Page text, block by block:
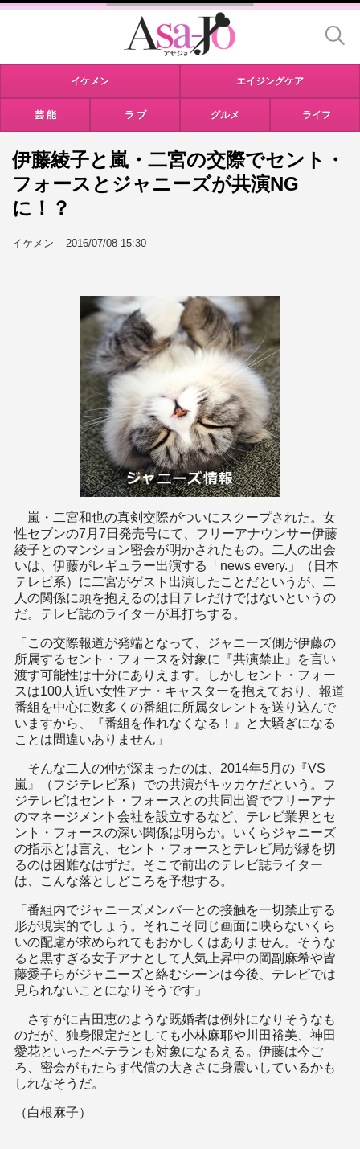
イケメン エイジングケア
芸 能 ラ ブ グルメ ライフ
伊藤綾子と嵐・二宮の交際でセント・
フォースとジャニーズが共演NG
に！？
イケメン 2016/07/08 15:30
嵐・二宮和也の真剣交際がついにスクープされた。女
性セブンの7月7日発売号にて、フリーアナウンサー伊藤
綾子とのマンション密会が明かされたもの。二人の出会
いは、伊藤がレギュラー出演する「news every.」（日本
テレビ系）に二宮がゲスト出演したことだというが、二
人の関係に頭を抱えるのは日テレだけではないというの
だ。テレビ誌のライターが耳打ちする。
「この交際報道が発端となって、ジャニーズ側が伊藤の
所属するセント・フォースを対象に『共演禁止』を言い
渡す可能性は十分にありえます。しかしセント・フォー
スは100人近い女性アナ・キャスターを抱えており、報道
番組を中心に数多くの番組に所属タレントを送り込んで
いますから、『番組を作れなくなる！』と大騒ぎになる
ことは間違いありません」
そんな二人の仲が深まったのは、2014年5月の『VS
嵐』（フジテレビ系）での共演がキッカケだという。フ
ジテレビはセント・フォースとの共同出資でフリーアナ
のマネージメント会社を設立するなど、テレビ業界とセ
ント・フォースの深い関係は明らか。いくらジャニーズ
の指示とは言え、セント・フォースとテレビ局が縁を切
るのは困難なはずだ。そこで前出のテレビ誌ライター
は、こんな落としどころを予想する。
「番組内でジャニーズメンバーとの接触を一切禁止する
形が現実的でしょう。それこそ同じ画面に映らないくら
いの配慮が求められてもおかしくはありません。そうな
ると黒すぎる女子アナとして人気上昇中の岡副麻希や皆
藤愛子らがジャニーズと絡むシーンは今後、テレビでは
見られないことになりそうです」
さすがに吉田恵のような既婚者は例外になりそうなも
のだが、独身限定だとしても小林麻耶や川田裕美、神田
愛花といったベテランも対象になるえる。伊藤は今ご
ろ、密会がもたらす代償の大きさに身震いしているかも
しれなそうだ。
（白根麻子）